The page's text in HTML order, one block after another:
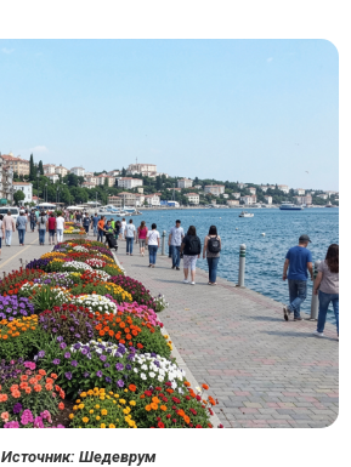
Источник: Шедеврум